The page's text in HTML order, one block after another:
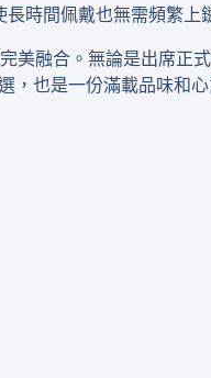
時間佩戴也無需頻繁
美融合。無論是出席正
，也是一份滿載品味